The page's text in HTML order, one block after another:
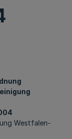
Westfalen-